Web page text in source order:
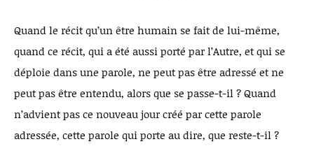
Quand le récit qu’un être humain se fait de lui-même,
quand ce récit, qui a été aussi porté par l’Autre, et qui se
déploie dans une parole, ne peut pas être adressé et ne
peut pas être entendu, alors que se passe-t-il ? Quand
n’advient pas ce nouveau jour créé par cette parole
adressée, cette parole qui porte au dire, que reste-t-il ?